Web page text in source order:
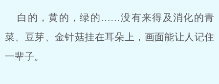
白的，黄的，绿的……没有来得及消化的青
菜、豆芽、金针菇挂在耳朵上，画面能让人记住
一辈子。